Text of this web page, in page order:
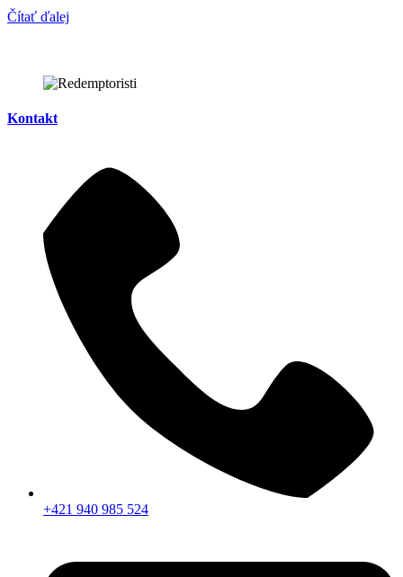
Čítať ďalej
Kontakt
+421 940 985 524